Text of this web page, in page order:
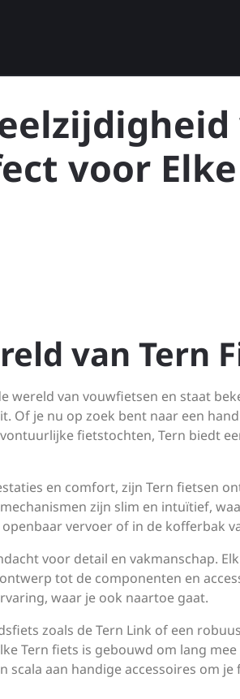
voor
van Tern
wereld van vouwfietsen en staat
Of je nu op zoek bent naar een
fietstochten, Tern biedt
en comfort, zijn Tern fietsen
zijn slim en intuïtief,
vervoer of in de kofferbak
voor detail en vakmanschap.
tot de componenten en
waar je ook naartoe gaat.
zoals de Tern Link of een
Tern fiets is gebouwd om lang
scala aan handige accessoires om